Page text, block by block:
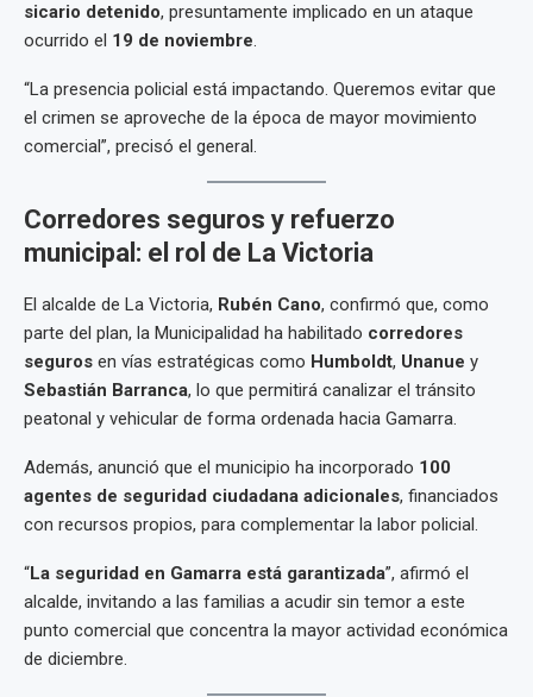
sicario detenido, presuntamente implicado en un ataque
ocurrido el 19 de noviembre.
“La presencia policial está impactando. Queremos evitar que
el crimen se aproveche de la época de mayor movimiento
comercial”, precisó el general.
Corredores seguros y refuerzo
municipal: el rol de La Victoria
El alcalde de La Victoria, Rubén Cano, confirmó que, como
parte del plan, la Municipalidad ha habilitado corredores
seguros en vías estratégicas como Humboldt, Unanue y
Sebastián Barranca, lo que permitirá canalizar el tránsito
peatonal y vehicular de forma ordenada hacia Gamarra.
Además, anunció que el municipio ha incorporado 100
agentes de seguridad ciudadana adicionales, financiados
con recursos propios, para complementar la labor policial.
“La seguridad en Gamarra está garantizada”, afirmó el
alcalde, invitando a las familias a acudir sin temor a este
punto comercial que concentra la mayor actividad económica
de diciembre.